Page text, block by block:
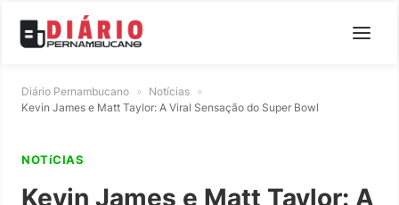
Diário Pernambucano » Notícias »
Kevin James e Matt Taylor: A Viral Sensação do Super Bowl
NOTíCIAS
Kevin James e Matt Taylor: A